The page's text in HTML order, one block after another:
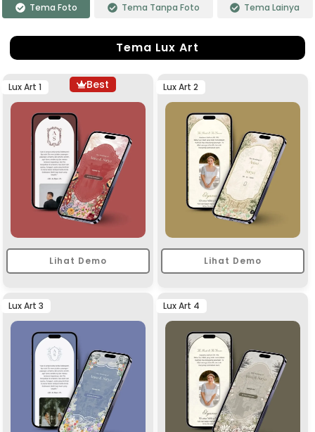
Tema Foto Tema Tanpa Foto Tema Lainya
Tema Lux Art
Lihat Demo
Lux Art 1 Best
Lihat Demo
Lux Art 2
Lux Art 3 Lux Art 4